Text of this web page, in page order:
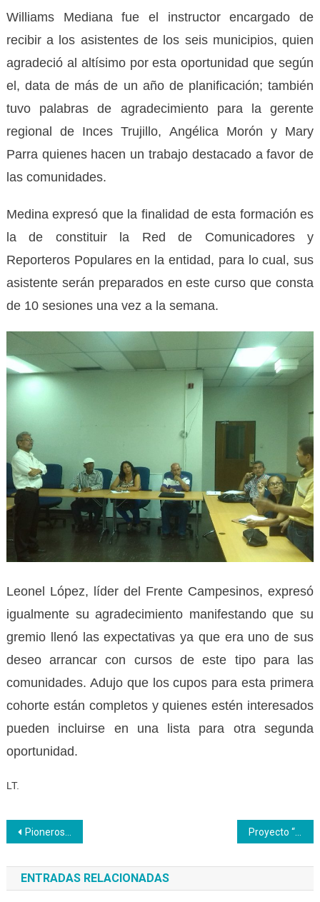
Williams Mediana fue el instructor encargado de
recibir a los asistentes de los seis municipios, quien
agradeció al altísimo por esta oportunidad que según
el, data de más de un año de planificación; también
tuvo palabras de agradecimiento para la gerente
regional de Inces Trujillo, Angélica Morón y Mary
Parra quienes hacen un trabajo destacado a favor de
las comunidades.
Medina expresó que la finalidad de esta formación es
la de constituir la Red de Comunicadores y
Reporteros Populares en la entidad, para lo cual, sus
asistente serán preparados en este curso que consta
de 10 sesiones una vez a la semana.
Leonel López, líder del Frente Campesinos, expresó
igualmente su agradecimiento manifestando que su
gremio llenó las expectativas ya que era uno de sus
deseo arrancar con cursos de este tipo para las
comunidades. Adujo que los cupos para esta primera
cohorte están completos y quienes estén interesados
pueden incluirse en una lista para otra segunda
oportunidad.
LT.
Navegación
de
entradas
Pioneros emprendedores se forman en el Inces Táchira Proyecto “Conuco Integral Los Apamates” desarrolla tema alimentario
ENTRADAS RELACIONADAS